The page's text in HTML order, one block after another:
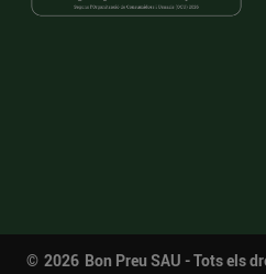
© 2026 Bon Preu SAU - Tots els